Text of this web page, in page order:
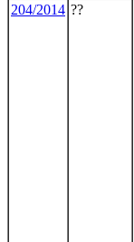
204/2014 ??